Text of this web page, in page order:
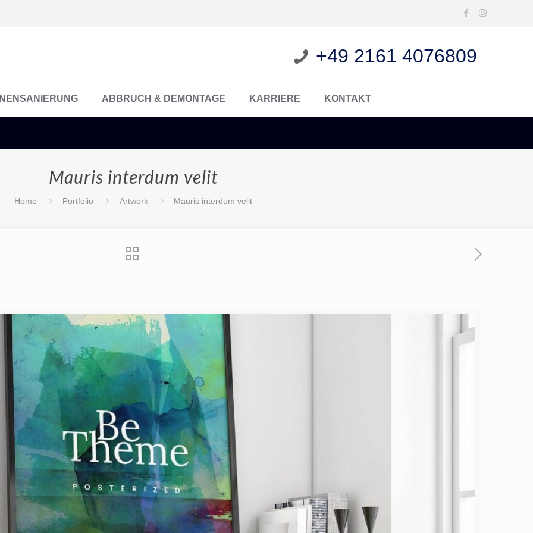
ABBRUCH & DEMONTAGE KARRIERE KONTAKT
+49 2161 4076809
Mauris interdum velit
Home Portfolio Artwork Mauris interdum velit